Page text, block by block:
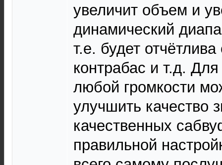
увеличит объем и
динамический
т.е. будет
контрабас и т.д.
любой громкости
улучшить качество
качественных
правильной